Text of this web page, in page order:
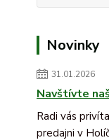
Novinky
31.01.2026
Navštívte
Radi vás
predajni v